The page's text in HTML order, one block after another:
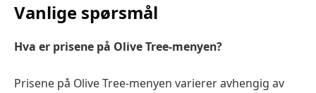
Vanlige spørsmål
Hva er prisene på Olive Tree-menyen?
Prisene på Olive Tree-menyen varierer avhengig av